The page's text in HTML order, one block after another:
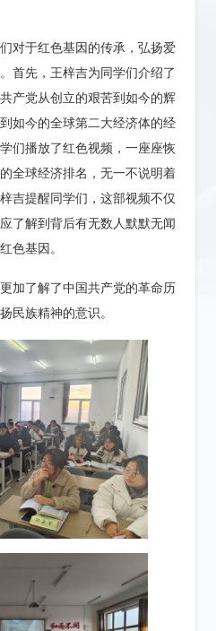
对于红色基因的传承，弘扬爱
首先，王梓吉为同学们介绍了
产党从创立的艰苦到如今的辉
如今的全球第二大经济体的经
们播放了红色视频，一座座恢
全球经济排名，无一不说明着
吉提醒同学们，这部视频不仅
了解到背后有无数人默默无闻
色基因。
加了解了中国共产党的革命历
民族精神的意识。